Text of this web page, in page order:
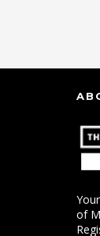
of